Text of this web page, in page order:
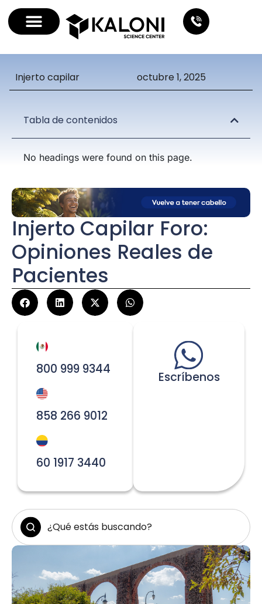
Injerto capilar octubre 1, 2025
Tabla de contenidos
No headings were found on this page.
Injerto Capilar Foro:
Opiniones Reales de
Pacientes
800 999 9344
858 266 9012
60 1917 3440
Escríbenos